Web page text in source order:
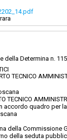
della Determina n.
TECNICO
TECNICO
accordo quadro per
della Commissione
della seduta